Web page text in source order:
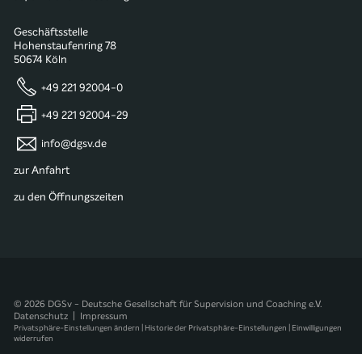
Geschäftsstelle
Hohenstaufenring 78
50674 Köln
+49 221 92004-0
+49 221 92004-29
info@dgsv.de
zur Anfahrt
zu den Öffnungszeiten
© 2026 DGSv - Deutsche Gesellschaft für Supervision und Coaching e.V.
Datenschutz
Impressum
Privatsphäre-Einstellungen ändern | Historie der Privatsphäre-Einstellungen | Einwilligungen
widerrufen